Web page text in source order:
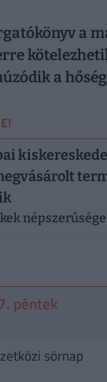
a
a hőség
péntek
sörnap